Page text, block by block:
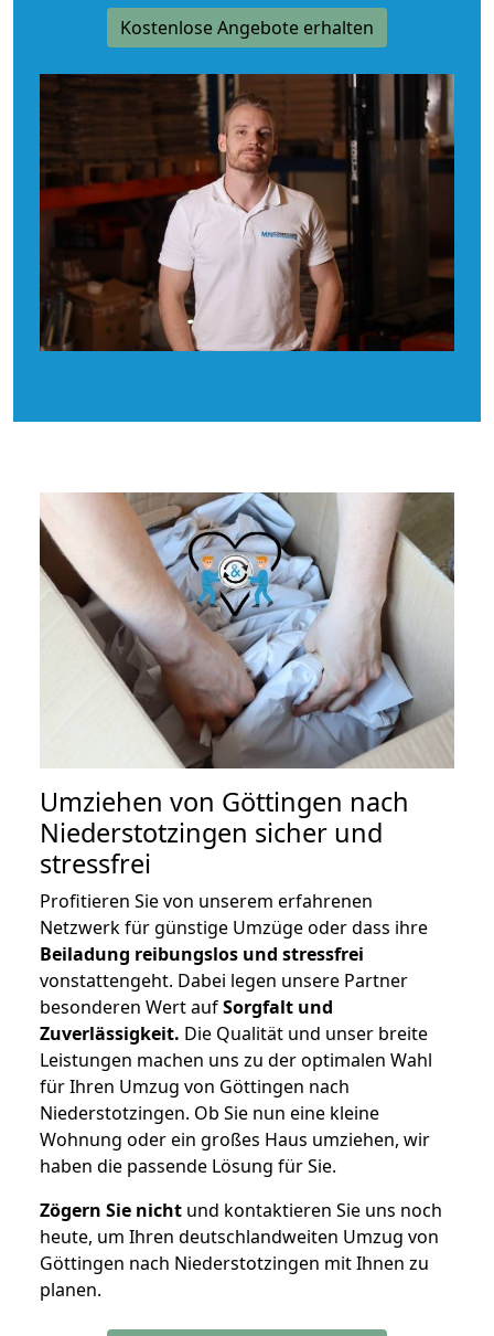
Kostenlose Angebote erhalten
Umziehen von Göttingen nach
Niederstotzingen sicher und
stressfrei
Profitieren Sie von unserem erfahrenen
Netzwerk für günstige Umzüge oder dass ihre
Beiladung reibungslos und stressfrei
vonstattengeht. Dabei legen unsere Partner
besonderen Wert aufSorgfalt und
Zuverlässigkeit. Die Qualität und unser breite
Leistungen machen uns zu der optimalen Wahl
für Ihren Umzug von Göttingen nach
Niederstotzingen. Ob Sie nun eine kleine
Wohnung oder ein großes Haus umziehen, wir
haben die passende Lösung für Sie.
Zögern Sie nicht und kontaktieren Sie uns noch
heute, um Ihren deutschlandweiten Umzug von
Göttingen nach Niederstotzingen mit Ihnen zu
planen.